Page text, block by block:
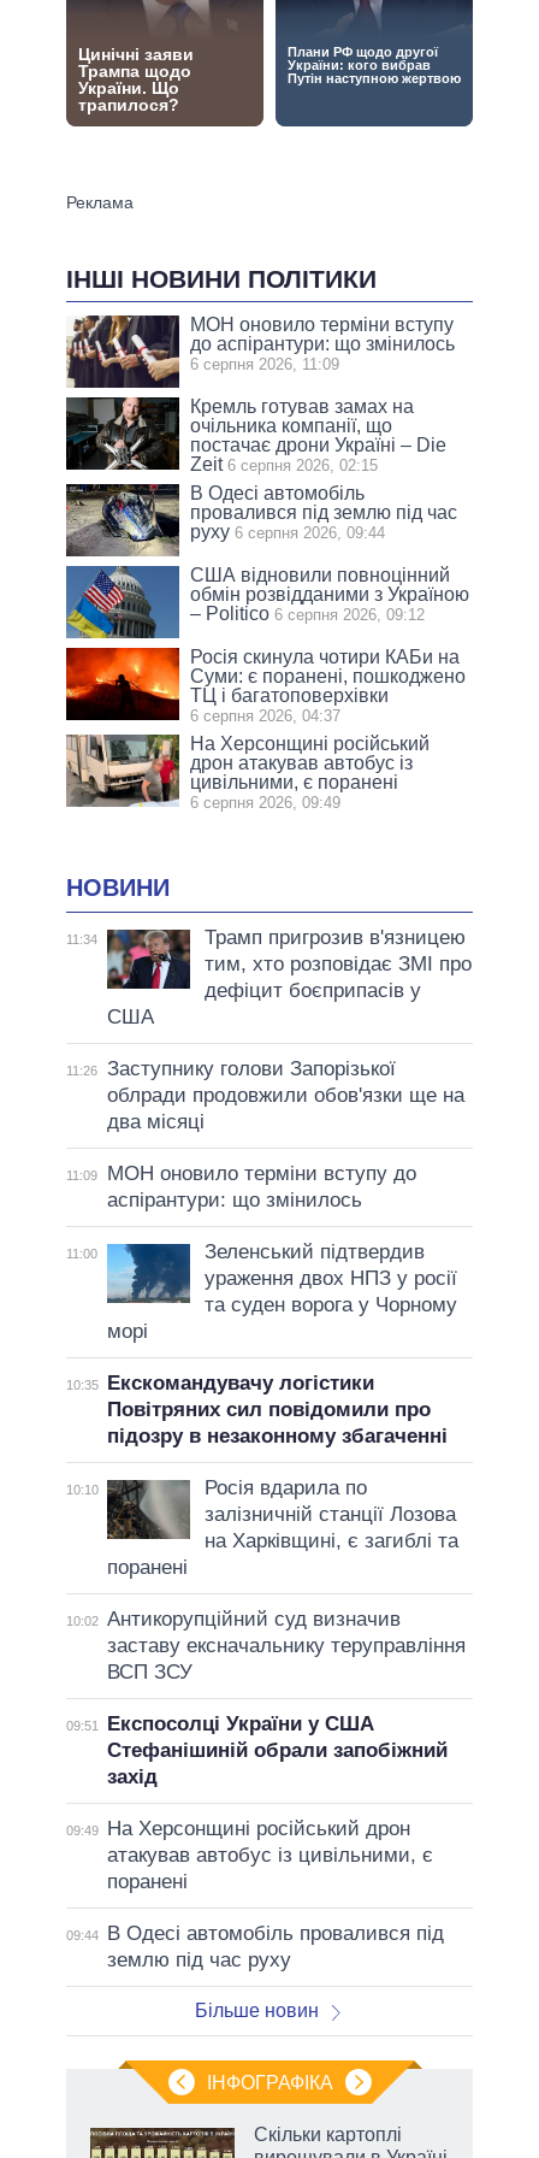
ІНШІ НОВИНИ ПОЛІТИКИ
МОН оновило терміни вступу
до аспірантури: що змінилось
6 серпня 2026, 11:09
Кремль готував замах на
очільника компанії, що
постачає дрони Україні – Die
Zeit 6 серпня 2026, 02:15
В Одесі автомобіль
провалився під землю під час
руху 6 серпня 2026, 09:44
США відновили повноцінний
обмін розвідданими з Україною
– Politico 6 серпня 2026, 09:12
Росія скинула чотири КАБи на
Суми: є поранені, пошкоджено
ТЦ і багатоповерхівки
6 серпня 2026, 04:37
На Херсонщині російський
дрон атакував автобус із
цивільними, є поранені
6 серпня 2026, 09:49
НОВИНИ
11:34
Трамп пригрозив в'язницею
тим, хто розповідає ЗМІ про
дефіцит боєприпасів у
США
11:26
Заступнику голови Запорізької
облради продовжили обов'язки ще на
два місяці
11:09
МОН оновило терміни вступу до
аспірантури: що змінилось
11:00
Зеленський підтвердив
ураження двох НПЗ у росії
та суден ворога у Чорному
морі
10:35
Екскомандувачу логістики
Повітряних сил повідомили про
підозру в незаконному збагаченні
10:10
Росія вдарила по
залізничній станції Лозова
на Харківщині, є загиблі та
поранені
10:02 Антикорупційний суд визначив
заставу ексначальнику теруправління
ВСП ЗСУ
09:51
Експосолці України у США
Стефанішиній обрали запобіжний
захід
09:49
На Херсонщині російський дрон
атакував автобус із цивільними, є
поранені
09:44
В Одесі автомобіль провалився під
землю під час руху
Більше новин
ІНФОГРАФІКА
Скільки картоплі